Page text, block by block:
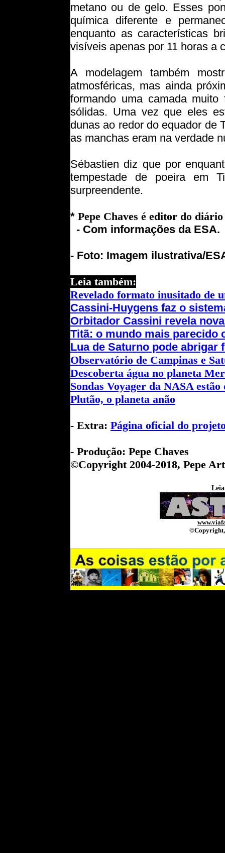
metano ou de gelo. Esses
química diferente e
enquanto as características
visíveis apenas por 11 horas a
A modelagem também
atmosféricas, mas ainda
formando uma camada
sólidas. Uma vez que eles
dunas ao redor do equador de
as manchas eram na verdade
Sébastien diz que por
tempestade de poeira em
surpreendente.
* Pepe Chaves é editor do
- Com informações da ESA.
- Foto: Imagem ilustrativa/
Leia também:
Revelado formato inusitado de
Cassini-Huygens faz o
Orbitador Cassini revela
Titã: o mundo mais parecido
Lua de Saturno pode abrigar
Observatório de Campinas e
Descoberta água no planeta
Sondas Voyager da NASA
Plutão, o planeta anão
- Extra: Página oficial do
- Produção: Pepe Chaves
©Copyright 2004-2018, Pepe